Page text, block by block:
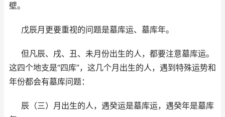
壁。
戊辰月更要重视的问题是墓库运、墓库年。
但凡辰、戌、丑、未月份出生的人，都要注意墓库运。
这四个地支是“四库”，这几个月出生的人，遇到特殊运势和
年份都会有墓库问题：
辰（三）月出生的人，遇癸运是墓库运，遇癸年是墓库